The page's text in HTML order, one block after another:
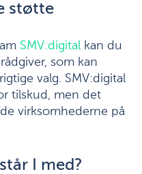
støtte
SMV:digital kan du
som kan
valg. SMV:digital
tilskud, men det
virksomhederne på
I med?